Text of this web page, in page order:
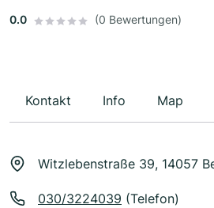
0.0 (0 Bewertungen)
Kontakt Info Map
Witzlebenstraße 39, 14057
030/3224039 (Telefon)